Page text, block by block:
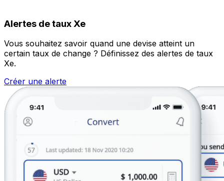
Alertes de taux Xe
Vous souhaitez savoir quand une devise atteint un
certain taux de change ? Définissez des alertes de taux
Xe.
Créer une alerte